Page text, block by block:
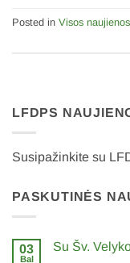
Posted in Visos naujienos
LFDPS
Susipažinkite su
PASKUTINĖS
03
Bal
Su Šv.